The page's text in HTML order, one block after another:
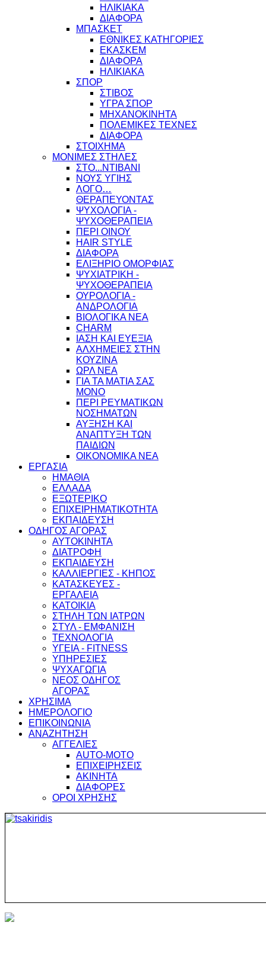
ΗΛΙΚΙΑΚΑ
ΔΙΑΦΟΡΑ
ΜΠΑΣΚΕΤ
ΕΘΝΙΚΕΣ ΚΑΤΗΓΟΡΙΕΣ
ΕΚΑΣΚΕΜ
ΔΙΑΦΟΡΑ
ΗΛΙΚΙΑΚΑ
ΣΠΟΡ
ΣΤΙΒΟΣ
ΥΓΡΑ ΣΠΟΡ
ΜΗΧΑΝΟΚΙΝΗΤΑ
ΠΟΛΕΜΙΚΕΣ ΤΕΧΝΕΣ
ΔΙΑΦΟΡΑ
ΣΤΟΙΧΗΜΑ
ΜΟΝΙΜΕΣ ΣΤΗΛΕΣ
ΣΤΟ...ΝΤΙΒΑΝΙ
ΝΟΥΣ ΥΓΙΗΣ
ΛΟΓΟ…
ΘΕΡΑΠΕΥΟΝΤΑΣ
ΨΥΧΟΛΟΓΙΑ -
ΨΥΧΟΘΕΡΑΠΕΙΑ
ΠΕΡΙ ΟΙΝΟΥ
HAIR STYLE
ΔΙΑΦΟΡΑ
ΕΛΙΞΗΡΙΟ ΟΜΟΡΦΙΑΣ
ΨΥΧΙΑΤΡΙΚΗ -
ΨΥΧΟΘΕΡΑΠΕΙΑ
ΟΥΡΟΛΟΓΙΑ -
ΑΝΔΡΟΛΟΓΙΑ
ΒΙΟΛΟΓΙΚΑ ΝΕΑ
CHARM
ΙΑΣΗ ΚΑΙ ΕΥΕΞΙΑ
ΑΛΧΗΜΕΙΕΣ ΣΤΗΝ
ΚΟΥΖΙΝΑ
ΩΡΛ ΝEA
ΓΙΑ ΤΑ ΜΑΤΙΑ ΣΑΣ
ΜΟΝΟ
ΠΕΡΙ ΡΕΥΜΑΤΙΚΩΝ
ΝΟΣΗΜΑΤΩΝ
ΑΥΞΗΣΗ ΚΑΙ
ΑΝΑΠΤΥΞΗ ΤΩΝ
ΠΑΙΔΙΩΝ
ΟΙΚΟΝΟΜΙΚΑ ΝΕΑ
ΕΡΓΑΣΙΑ
ΗΜΑΘΙΑ
ΕΛΛΑΔΑ
ΕΞΩΤΕΡΙΚΟ
ΕΠΙΧΕΙΡΗΜΑΤΙΚΟΤΗΤΑ
ΕΚΠΑΙΔΕΥΣΗ
ΟΔΗΓΟΣ ΑΓΟΡΑΣ
ΑΥΤΟΚΙΝΗΤΑ
ΔΙΑΤΡΟΦΗ
ΕΚΠΑΙΔΕΥΣΗ
ΚΑΛΛΙΕΡΓΙΕΣ - ΚΗΠΟΣ
ΚΑΤΑΣΚΕΥΕΣ -
ΕΡΓΑΛΕΙΑ
ΚΑΤΟΙΚΙΑ
ΣΤΗΛΗ ΤΩΝ ΙΑΤΡΩΝ
ΣΤΥΛ - ΕΜΦΑΝΙΣΗ
ΤΕΧΝΟΛΟΓΙΑ
ΥΓΕΙΑ - FITNESS
ΥΠΗΡΕΣΙΕΣ
ΨΥΧΑΓΩΓΙΑ
ΝΕΟΣ ΟΔΗΓΟΣ
ΑΓΟΡΑΣ
ΧΡΗΣΙΜΑ
ΗΜΕΡΟΛΟΓΙΟ
ΕΠΙΚΟΙΝΩΝΙΑ
ΑΝΑΖΗΤΗΣΗ
ΑΓΓΕΛΙΕΣ
AUTO-MOTO
ΕΠΙΧΕΙΡΗΣΕΙΣ
ΑΚΙΝΗΤΑ
ΔΙΑΦΟΡΕΣ
ΟΡΟΙ ΧΡΗΣΗΣ